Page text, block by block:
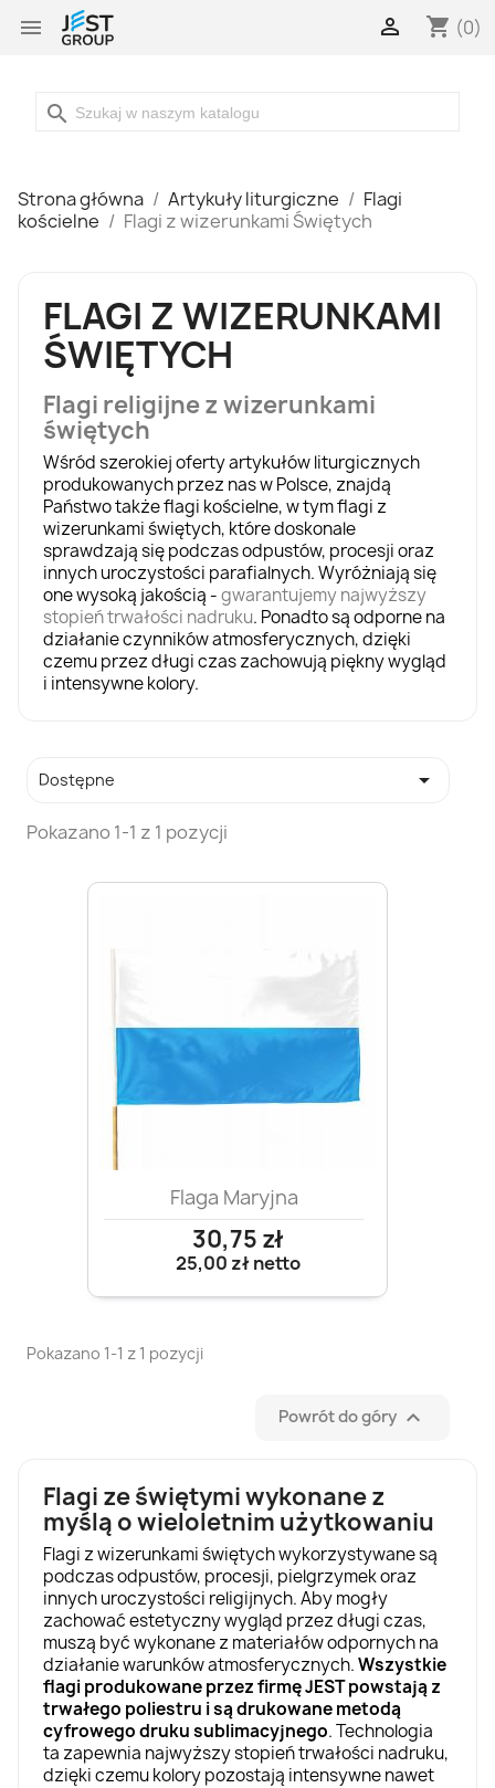
 shopping_cart (0)

search
Strona główna Artykuły liturgiczne
Flagi
kościelne
Flagi z wizerunkami Świętych
FLAGI Z WIZERUNKAMI
ŚWIĘTYCH
Flagi religijne z wizerunkami
świętych
Wśród szerokiej ofertyartykułów liturgicznych
produkowanych przez nas w Polsce, znajdą
Państwo takżeflagi kościelne, w tym flagi z
wizerunkami świętych, które doskonale
sprawdzają się podczas odpustów, procesji oraz
innych uroczystości parafialnych. Wyróżniają się
one wysoką jakością -gwarantujemy najwyższy
stopień trwałości nadruku. Ponadto są odporne na
działanie czynników atmosferycznych, dzięki
czemu przez długi czas zachowują piękny wygląd
i intensywne kolory.
Dostępne 
Pokazano 1-1 z 1 pozycji
Flaga Maryjna
30,75 zł
25,00 złnetto
Pokazano 1-1 z 1 pozycji
Powrót do góry 
Flagi ze świętymi wykonane z
myślą o wieloletnim użytkowaniu
Flagi z wizerunkami świętych wykorzystywane są
podczas odpustów, procesji, pielgrzymek oraz
innych uroczystości religijnych. Aby mogły
zachować estetyczny wygląd przez długi czas,
muszą być wykonane z materiałów odpornych na
działanie warunków atmosferycznych.Wszystkie
flagi produkowane przez firmę JEST powstają z
trwałego poliestru i są drukowane metodą
cyfrowego druku sublimacyjnego. Technologia
ta zapewnia najwyższy stopień trwałości nadruku,
dzięki czemu kolory pozostają intensywne nawet